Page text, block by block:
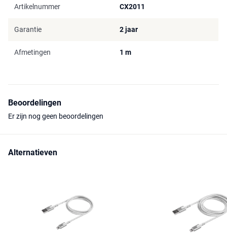
Artikelnummer CX2011
Garantie 2 jaar
Afmetingen 1 m
Beoordelingen
Er zijn nog geen beoordelingen
Alternatieven